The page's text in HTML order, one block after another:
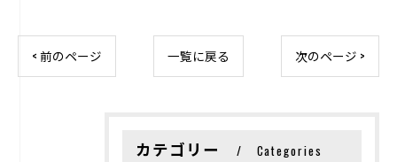
< 前のページ 一覧に戻る 次のページ >
カテゴリー Categories